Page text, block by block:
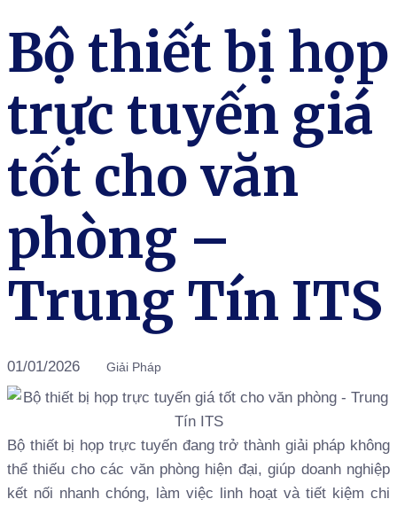
Bộ thiết bị họp
trực tuyến giá
tốt cho văn
phòng –
Trung Tín ITS
01/01/2026 Giải Pháp
Bộ thiết bị họp trực tuyến đang trở thành giải pháp không
thể thiếu cho các văn phòng hiện đại, giúp doanh nghiệp
kết nối nhanh chóng, làm việc linh hoạt và tiết kiệm chi